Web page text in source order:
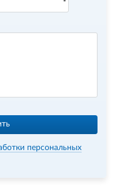
персональных